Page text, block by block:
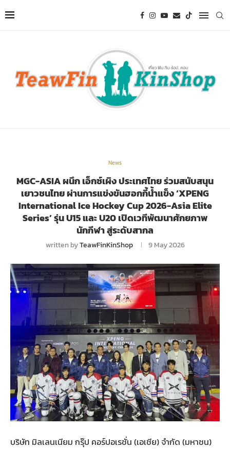
News
MGC-ASIA ผนึก เอ็กซ์เผิง ประเทศไทย ร่วมสนับสนุน
เยาวชนไทย ผ่านการแข่งขันฮอกกี้น้ำแข็ง ‘XPENG
International Ice Hockey Cup 2026-Asia Elite
Series’ รุ่น U15 และ U20 เปิดเวทีพัฒนาศักยภาพ
นักกีฬา สู่ระดับสากล
written byTeawFinKinShop 9 May 2026
บริษัท มิลเลนเนียม กรุ๊ป คอร์ปอเรชั่น (เอเชีย) จำกัด (มหาชน)